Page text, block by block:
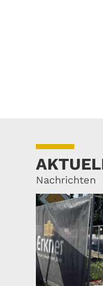
Nachrichten